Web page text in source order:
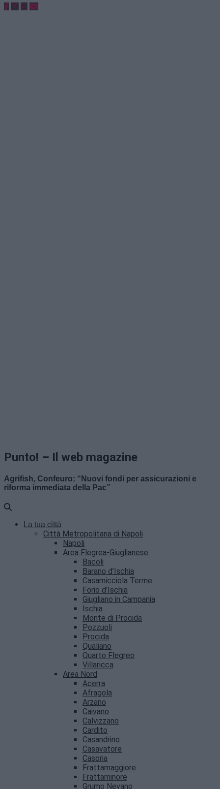
Punto! – Il web magazine
Agrifish, Confeuro: “Nuovi fondi per assicurazioni e
riforma immediata della Pac”
La tua città
Città Metropolitana di Napoli
Napoli
Area Flegrea-Giuglianese
Bacoli
Barano d’Ischia
Casamicciola Terme
Forio d’Ischia
Giugliano in Campania
Ischia
Monte di Procida
Pozzuoli
Procida
Qualiano
Quarto Flegreo
Villaricca
Area Nord
Acerra
Afragola
Arzano
Caivano
Calvizzano
Cardito
Casandrino
Casavatore
Casoria
Frattamaggiore
Frattaminore
Grumo Nevano